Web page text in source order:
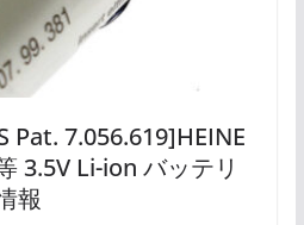
Pat. 7.056.619]HEINE
3.5V Li-ion バッテリ
報